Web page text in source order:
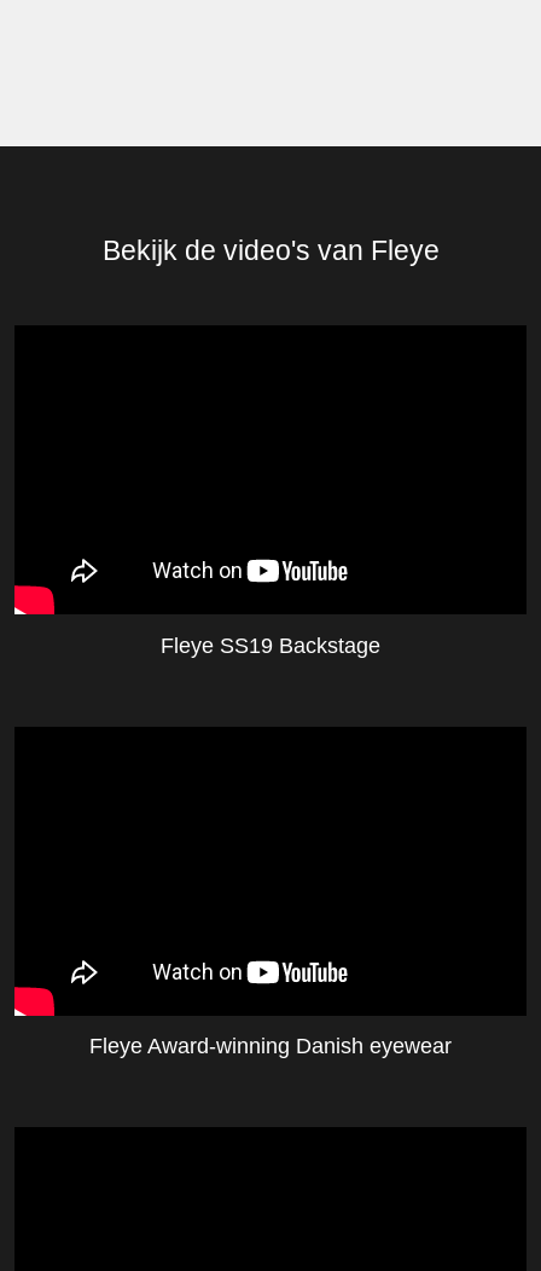
Bekijk de video's van Fleye
Fleye SS19 Backstage
Fleye Award-winning Danish eyewear